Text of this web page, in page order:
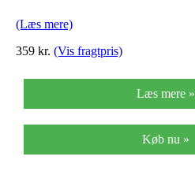
(Læs mere)
359 kr. (Vis fragtpris)
Læs mere »
Køb nu »